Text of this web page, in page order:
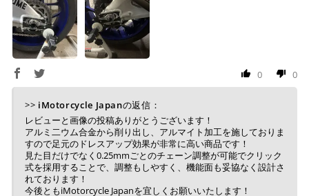
上記コンビニでお支払い頂けます。
入金確認が取れ次第、商品を手配させて頂きます。
店内端末にて操作後、レジにてお支払いください。
※ 支払期限はご注文日より7日以内とさせて頂いてお
り、万が一過ぎてしまった場合は自動でご注文はキャン
セルとなります。
※ 税込300,000円以上のお買い物の際にはご利用頂けま
せん。
※ お支払いは現金のみとなります。
0 0
>> iMotorcycle Japanの返信：
レビューと画像の投稿ありがとうございます！
アルミ二ウム合金から削り出し、アルマイト加工を施しておりま
すので足元のドレスアップ効果が非常に高い商品です！
見た目だけでなく0.25mmごとのチェーン調整が可能でクリック
式を採用することで、調整もしやすく、機能面も妥協なく設計さ
れております！
今後ともiMotorcycle Japanを宜しくお願いいたします！